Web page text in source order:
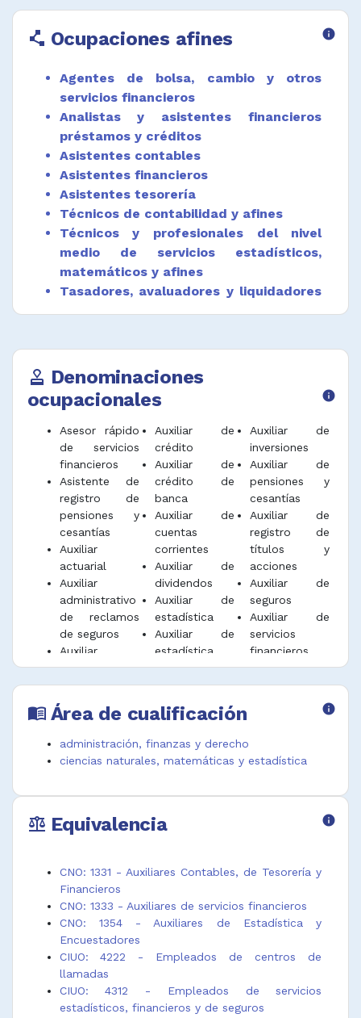
captura de tarjetas.
Recopilar registros de depósitos y retiros,
pagos por préstamo e hipoteca, cheques,
Calcular totales, promedios, porcentajes y
otros detalles y presentarlos en forma
tabular.
Revisar la información recogida para saber si
está completa y exacta.
Obtener, recopilar y compilar datos
estadísticos o actuariales a partir de fuentes
de información ordinarias o fuentes
especiales de acuerdo a fórmulas
estadísticas y uso en estudios.
polyline Ocupaciones afines info
Agentes de bolsa, cambio y otros
servicios financieros
Analistas y asistentes financieros
préstamos y créditos
Asistentes contables
Asistentes financieros
Asistentes tesorería
Técnicos de contabilidad y afines
Técnicos y profesionales del nivel
medio de servicios estadísticos,
matemáticos y afines
Tasadores, avaluadores y liquidadores
de seguros
Agentes de operaciones comerciales y
consignatarios
Cajeros de bancos y afines
Auxiliares de información y servicio al
cliente
Entrevistadores de encuestas y de
investigaciones de mercados
Auxiliares de contabilidad, costos y
tesorería
Auxiliares de avalúos
Codificadores de datos, correctores
de pruebas de imprenta y afines
approval Denominaciones
ocupacionales
info
Asesor rápido
de servicios
financieros
Asistente de
registro de
pensiones y
cesantías
Auxiliar
actuarial
Auxiliar
administrativo
de reclamos
de seguros
Auxiliar
bancario
Auxiliar de
ahorros
Auxiliar de
financieros
Auxiliar de
pensionales
Auxiliar de
corretaje
Auxiliar de
crédito
Auxiliar de
crédito de
banca
Auxiliar de
cuentas
corrientes
Auxiliar de
dividendos
Auxiliar de
estadística
Auxiliar de
estadística
hospitalaria
Auxiliar de
Auxiliar de
Auxiliar de
giros y
hipoteca
Auxiliar de
es
Auxiliar de
inversiones
Auxiliar de
pensiones y
cesantías
Auxiliar de
registro de
títulos y
acciones
Auxiliar de
seguros
Auxiliar de
servicios
financieros
Auxiliar de
servicios
Auxiliar de
Informador
banca
menu_book Área de cualificación info
administración, finanzas y derecho
ciencias naturales, matemáticas y estadística
balance Equivalencia info
CNO: 1331 - Auxiliares Contables, de Tesorería y
Financieros
CNO: 1333 - Auxiliares de servicios financieros
CNO: 1354 - Auxiliares de Estadística y
Encuestadores
CIUO: 4222 - Empleados de centros de
llamadas
CIUO: 4312 - Empleados de servicios
estadísticos, financieros y de seguros